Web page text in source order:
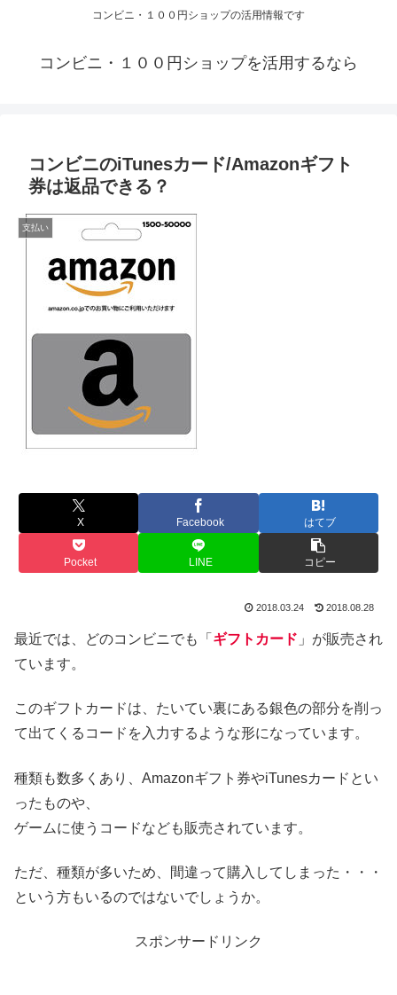
コンビニ・１００円ショップの活用情報です
コンビニ・１００円ショップを活用するなら
コンビニのiTunesカード/Amazonギフト
券は返品できる？
支払い
X Facebook はてブ
Pocket LINE コピー
2018.03.24 2018.08.28
最近では、どのコンビニでも「 ギフトカード 」が販売され
ています。
このギフトカードは、たいてい裏にある銀色の部分を削っ
て出てくるコードを入力するような形になっています。
種類も数多くあり、Amazonギフト券やiTunesカードとい
ったものや、
ゲームに使うコードなども販売されています。
ただ、種類が多いため、間違って購入してしまった・・・
という方もいるのではないでしょうか。
スポンサードリンク